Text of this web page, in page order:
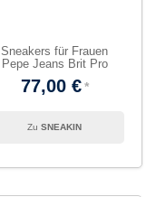
Sneakers für Frauen
Pepe Jeans Brit Pro
Bright
77,00 €
SNEAKIN